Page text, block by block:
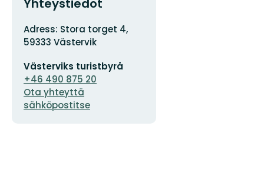
Yhteystiedot
Osoite
Adress: Stora torget 4,
59333 Västervik
Västerviks turistbyrå
+46 490 875 20
Ota yhteyttä
sähköpostitse